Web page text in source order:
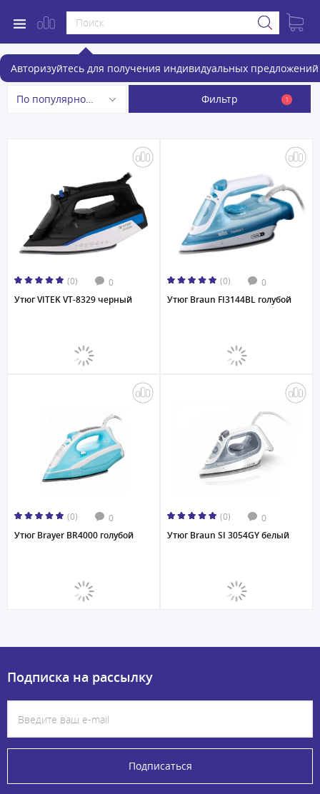
Авторизуйтесь для получения индивидуальных предложений
Утюги
По популярности Фильтр 1
(0) 0
Утюг VITEK VT-8329 черный
(0) 0
Утюг Braun FI3144BL голубой
(0) 0
Утюг Brayer BR4000 голубой
(0) 0
Утюг Braun SI 3054GY белый
Подписка на рассылку
Подписаться